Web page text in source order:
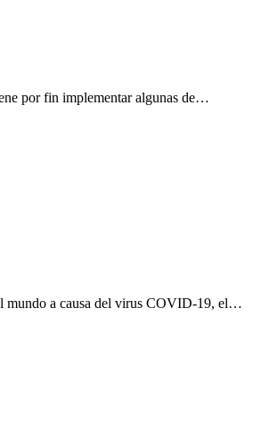
por fin implementar algunas de…
mundo a causa del virus COVID-19, el…